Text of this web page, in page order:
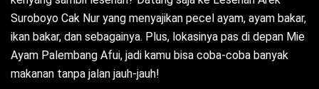
Suroboyo Cak Nur yang menyajikan pecel ayam, ayam bakar,
ikan bakar, dan sebagainya. Plus, lokasinya pas di depan Mie
Ayam Palembang Afui, jadi kamu bisa coba-coba banyak
makanan tanpa jalan jauh-jauh!